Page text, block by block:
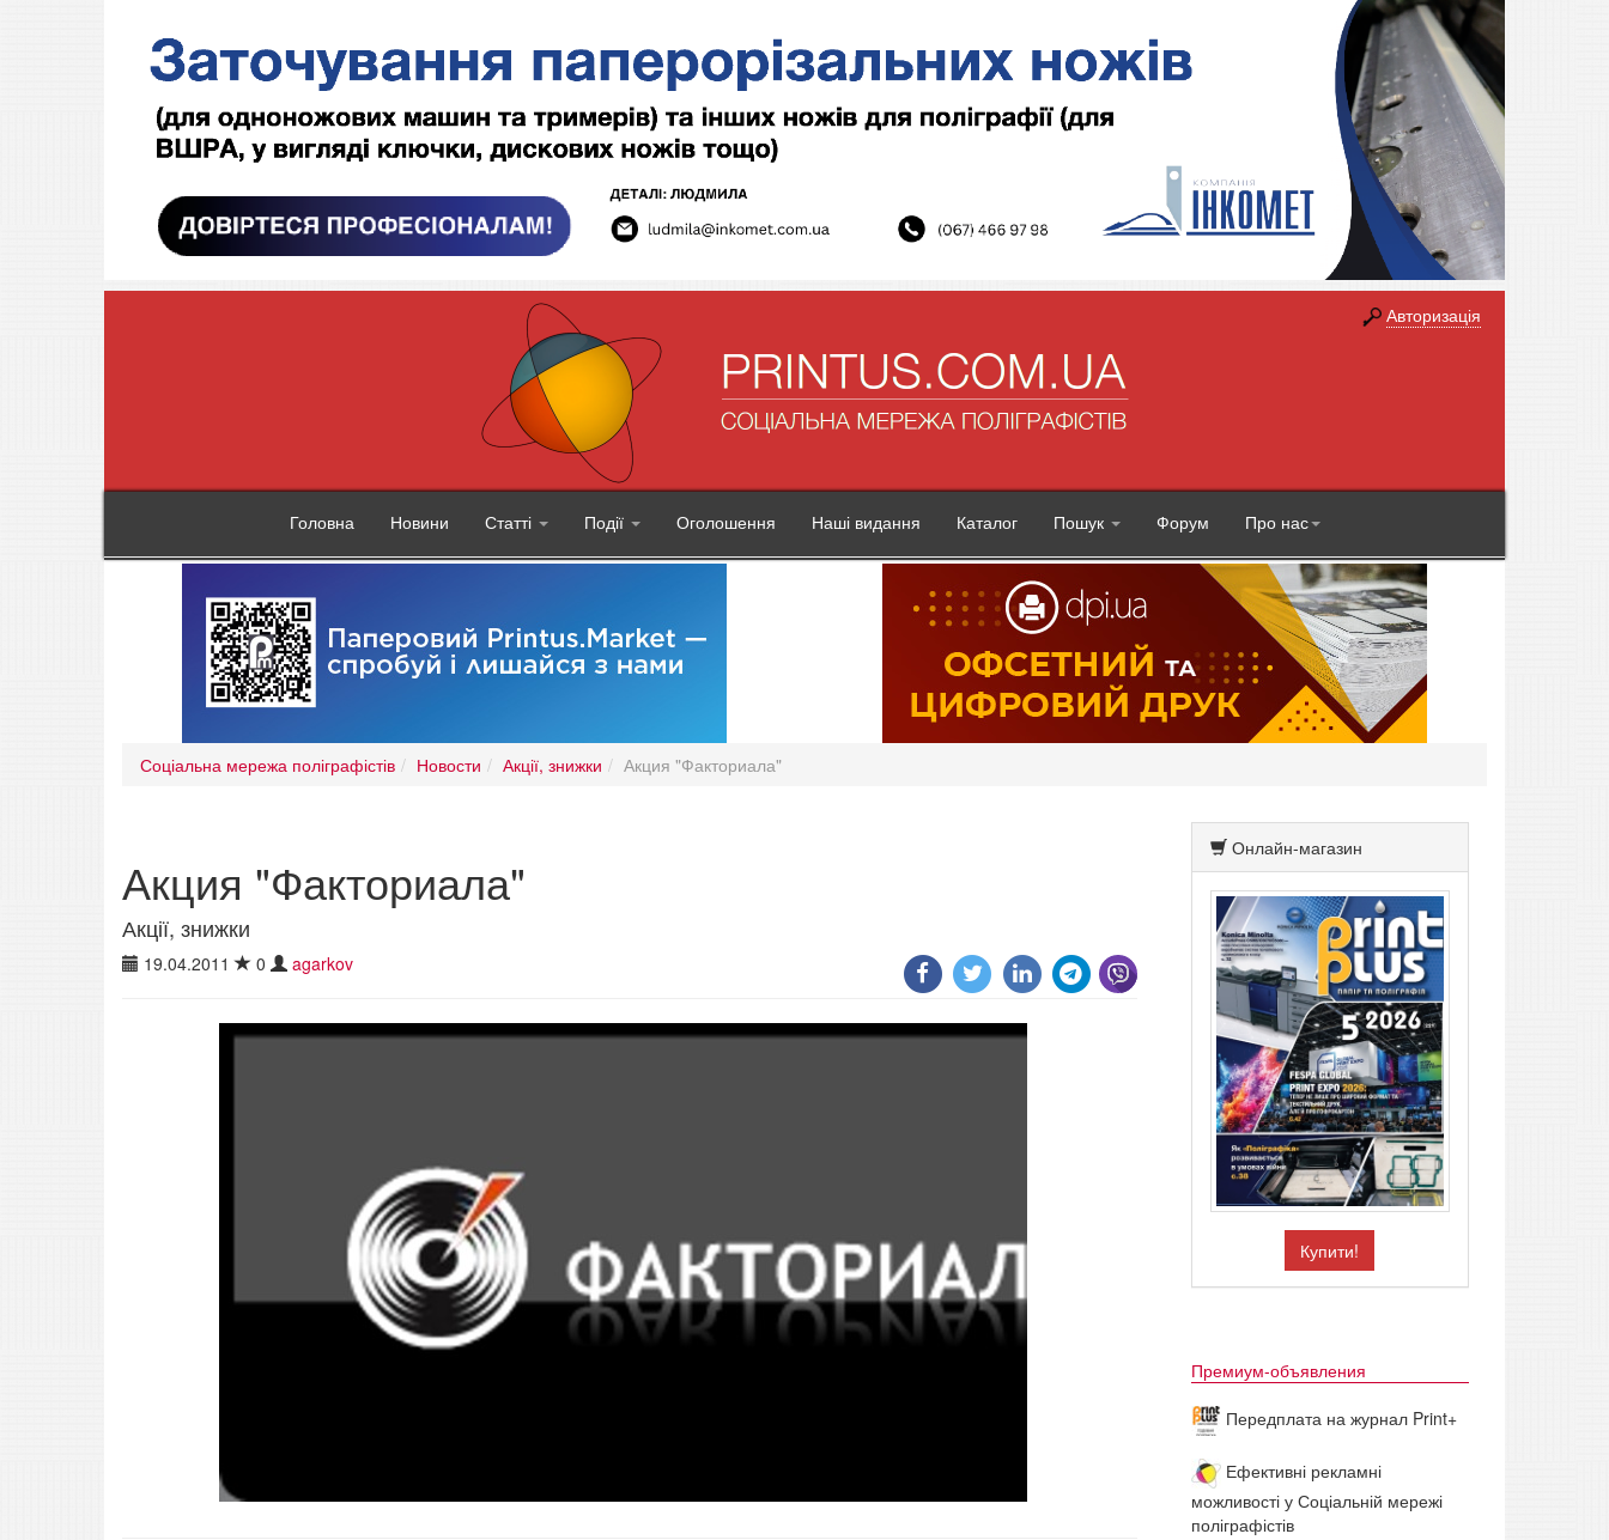
Авторизація
Головна Новини Статті Події Оголошення Наші видання Каталог Пошук Форум Про нас
Соціальна мережа поліграфістів Новости Акції, знижки Акция "Факториала"
Акция "Факториала"
Акції, знижки
19.04.2011 0 agarkov
Онлайн-магазин
Купити!
Премиум-объявления
Передплата на журнал Print+
Ефективні рекламні
можливості у Соціальній мережі
поліграфістів